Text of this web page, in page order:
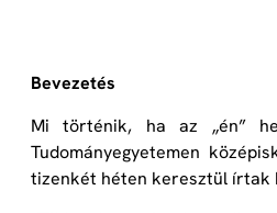
Bevezetés
Mi történik, ha az „én”
Tudományegyetemen
tizenkét héten keresztül írtak